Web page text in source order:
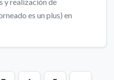
es un plus) en